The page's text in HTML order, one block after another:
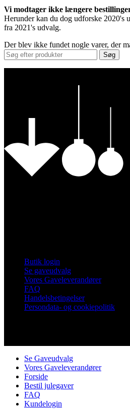
Vi modtager ikke længere
Herunder kan du dog udforske 2020's
fra 2021's udvalg.
Der blev ikke fundet nogle varer, der
Søg
Butik login
Se gaveudvalg
Vores Gaveleverandører
FAQ
Handelsbetingelser
Persondata- og cookiepolitik
Se Gaveudvalg
Vores Gaveleverandører
Forside
Bestil julegaver
FAQ
Kundelogin